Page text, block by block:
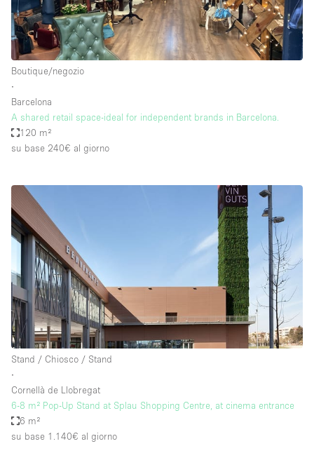
Boutique/negozio
∙
Barcelona
A shared retail space-ideal for independent brands in Barcelona.
120 m²
su base 240€ al giorno
Stand / Chiosco / Stand
∙
Cornellà de Llobregat
6-8 m² Pop-Up Stand at Splau Shopping Centre, at cinema entrance
6 m²
su base 1.140€ al giorno